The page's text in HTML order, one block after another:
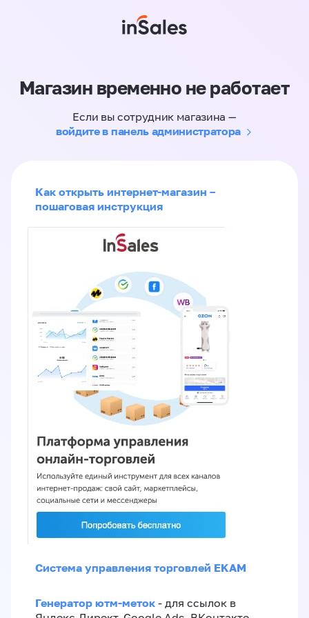
Магазин временно не работает
Если вы сотрудник магазина —
войдите в панель администратора
Как открыть интернет-магазин –
пошаговая инструкция
Система управления торговлей EKAM
Генератор ютм-меток - для ссылок в